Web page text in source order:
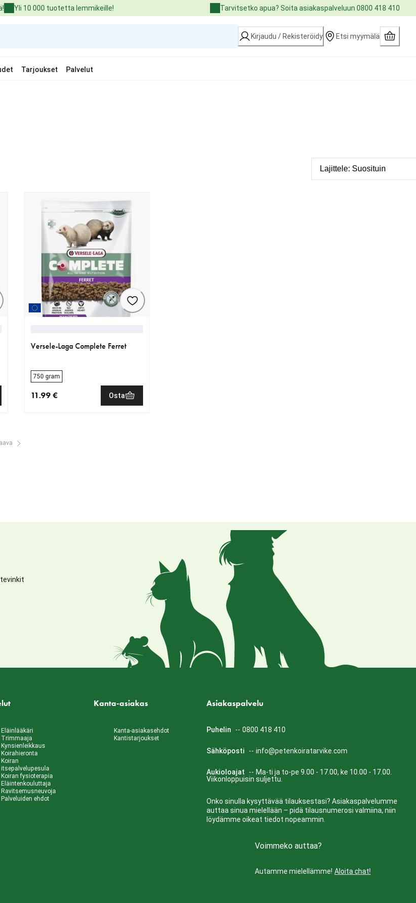
Yli 10 000 tuotetta lemmikeille! Tarvitsetko apua? Soita asiakaspalveluun 0800 418 410
Kirjaudu / Rekisteröidy Etsi myymälä
Tarjoukset Palvelut
Versele-Laga Complete Ferret
750 gram
11.99 € Osta
Eläinlääkäri
Trimmaaja
Kynsienleikkaus
Koirahieronta
Koiran
itsepalvelupesula
Koiran fysioterapia
Eläintenkouluttaja
Ravitsemusneuvoja
Palveluiden ehdot
Kanta-asiakas
Kanta-asiakasehdot
Kantistarjoukset
Asiakaspalvelu
Puhelin -- 0800 418 410
Sähköposti -- info@petenkoiratarvike.com
Aukioloajat -- Ma-ti ja to-pe 9.00 - 17.00, ke 10.00 - 17.00.
Viikonloppuisin suljettu.
Onko sinulla kysyttävää tilauksestasi? Asiakaspalvelumme
auttaa sinua mielellään – pidä tilausnumerosi valmiina, niin
löydämme oikeat tiedot nopeammin.
Voimmeko auttaa?
Autamme mielellämme! Aloita chat!